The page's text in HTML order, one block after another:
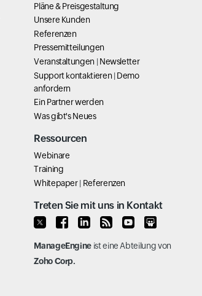
Pläne & Preisgestaltung
Unsere Kunden
Referenzen
Pressemitteilungen
Veranstaltungen|Newsletter
Support kontaktieren|Demo
anfordern
Ein Partner werden
Was gibt's Neues
Ressourcen
Webinare
Training
Whitepaper| Referenzen
Treten Sie mit uns in Kontakt
ManageEngine ist eine Abteilung von
Zoho Corp.